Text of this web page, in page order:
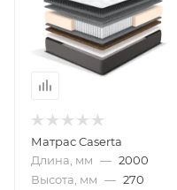
Матрас Caserta
Длина, мм — 2000
Высота, мм — 270